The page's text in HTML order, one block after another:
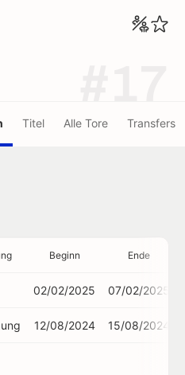
Titel Alle Tore Transfers
Beginn Ende
02/02/2025 07/02/2025
12/08/2024 15/08/2024